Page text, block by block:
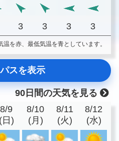
3 3 3 3
を赤、最低気温を青としています。
スを表示
90日間の天気を見る
8/9
(日)
8/10
(月)
8/11
(火)
8/12
(水)